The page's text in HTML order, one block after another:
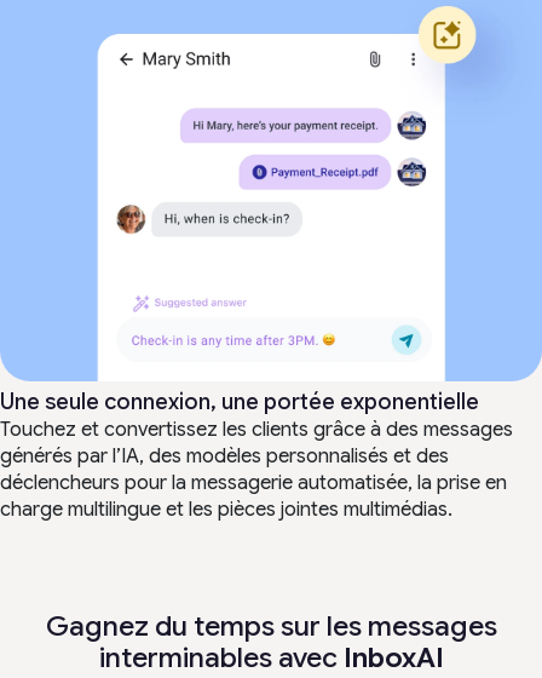
Une seule connexion, une portée exponentielle
Touchez et convertissez les clients grâce à des messages
générés par l’IA, des modèles personnalisés et des
déclencheurs pour la messagerie automatisée, la prise en
charge multilingue et les pièces jointes multimédias.
Gagnez du temps sur les messages
interminables avec InboxAI